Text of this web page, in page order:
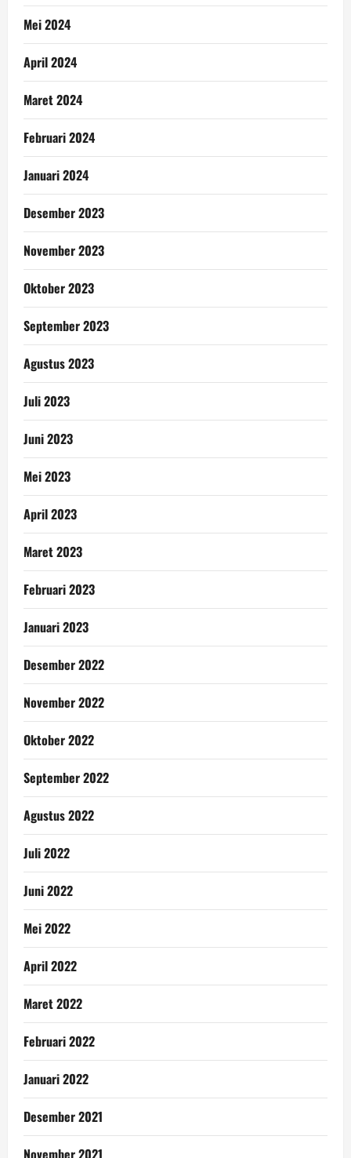
Mei 2024
April 2024
Maret 2024
Februari 2024
Januari 2024
Desember 2023
November 2023
Oktober 2023
September 2023
Agustus 2023
Juli 2023
Juni 2023
Mei 2023
April 2023
Maret 2023
Februari 2023
Januari 2023
Desember 2022
November 2022
Oktober 2022
September 2022
Agustus 2022
Juli 2022
Juni 2022
Mei 2022
April 2022
Maret 2022
Februari 2022
Januari 2022
Desember 2021
November 2021